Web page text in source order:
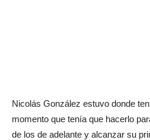
Nicolás González estuvo donde
momento que tenía que hacerlo
de los de adelante y alcanzar su